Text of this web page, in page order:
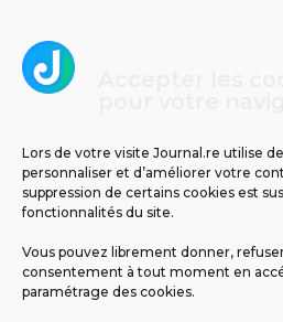
Lors de votre visite Journal.re utilise
personnaliser et d’améliorer votre
suppression de certains cookies est
fonctionnalités du site.
Vous pouvez librement donner,
consentement à tout moment en
paramétrage des cookies.